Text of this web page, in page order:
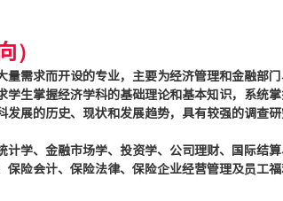
需求而开设的专业，主要为经济管理和金融部
生掌握经济学科的基础理论和基本知识，系统掌
展的历史、现状和发展趋势，具有较强的调查研
学、金融市场学、投资学、公司理财、国际结
险会计、保险法律、保险企业经营管理及员工福